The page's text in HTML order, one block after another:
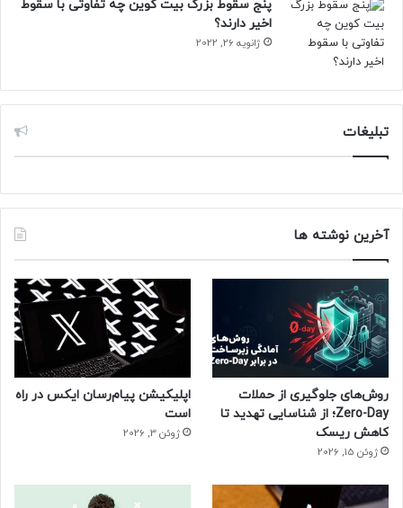
پنج سقوط بزرگ بیت کوین چه تفاوتی با سقوط
اخیر دارند؟
ژانویه 26, 2022
تبلیغات
آخرین نوشته ها
روش‌های جلوگیری از حملات
Zero-Day؛ از شناسایی تهدید تا
کاهش ریسک
ژوئن 15, 2026
اپلیکیشن پیام‌رسان ایکس در راه
است
ژوئن 3, 2026